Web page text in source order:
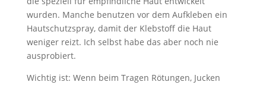
wurden. Manche benutzen vor dem Aufkleben ein
Hautschutzspray, damit der Klebstoff die Haut
weniger reizt. Ich selbst habe das aber noch nie
ausprobiert.
Wichtig ist: Wenn beim Tragen Rötungen, Jucken